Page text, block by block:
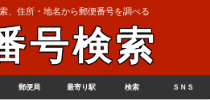
、住所・地名から郵便番号を調べる
号検索
郵便局 最寄り駅 検索 ＳＮＳ